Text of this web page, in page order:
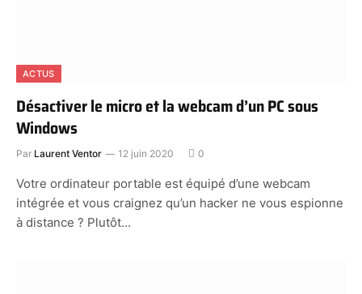
ACTUS
Désactiver le micro et la webcam d’un PC sous
Windows
Par Laurent Ventor 12 juin 2020 0
Votre ordinateur portable est équipé d’une webcam
intégrée et vous craignez qu’un hacker ne vous espionne
à distance ? Plutôt…